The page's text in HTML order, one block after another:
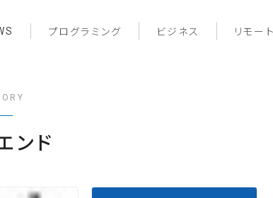
プログラミング ビジネス リモー
ンド